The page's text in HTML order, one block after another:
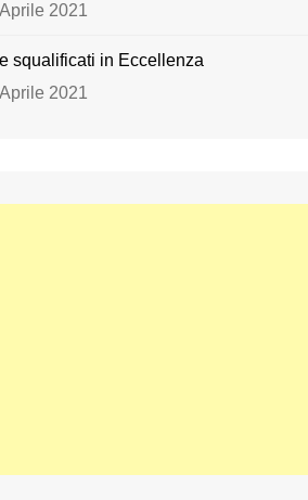
2021
squalificati in Eccellenza
2021